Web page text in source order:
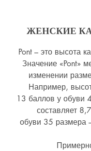
ЖЕНСКИЕ
Pont – это высота
Значение «Pont»
изменении
Например,
13 баллов у обуви
составляет
обуви 35 размера